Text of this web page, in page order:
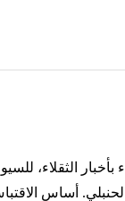
بأخبار الثقلاء،
أساس